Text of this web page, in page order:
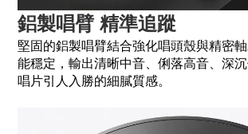
鋁製唱臂 精準追蹤
堅固的鋁製唱臂結合強化唱頭殼與精密
能穩定，輸出清晰中音、俐落高音、深
唱片引人入勝的細膩質感。